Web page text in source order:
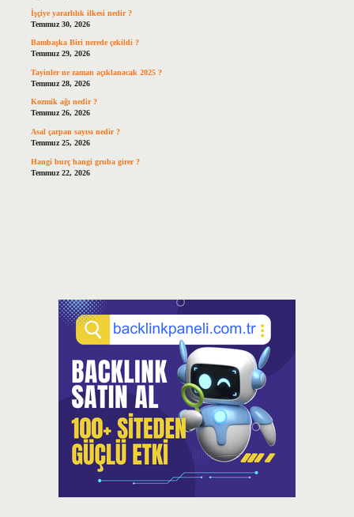
İşçiye yararlılık ilkesi nedir ?
Temmuz 30, 2026
Bambaşka Biri nerede çekildi ?
Temmuz 29, 2026
Tayinler ne zaman açıklanacak 2025 ?
Temmuz 28, 2026
Kozmik ağı nedir ?
Temmuz 26, 2026
Asal çarpan sayısı nedir ?
Temmuz 25, 2026
Hangi burç hangi gruba girer ?
Temmuz 22, 2026